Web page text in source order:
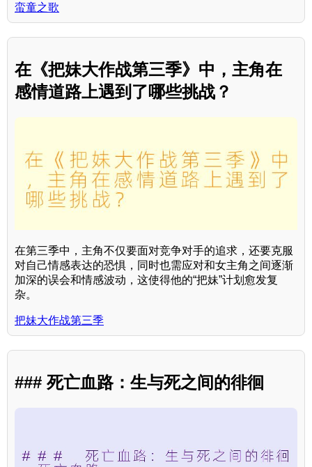
蛮童之歌
在《把妹大作战第三季》中，主角在
感情道路上遇到了哪些挑战？
在第三季中，主角不仅要面对竞争对手的追求，还要克服
对自己情感表达的恐惧，同时也需应对和女主角之间逐渐
加深的误会和情感波动，这使得他的“把妹”计划愈发复
杂。
把妹大作战第三季
### 死亡血路：生与死之间的徘徊